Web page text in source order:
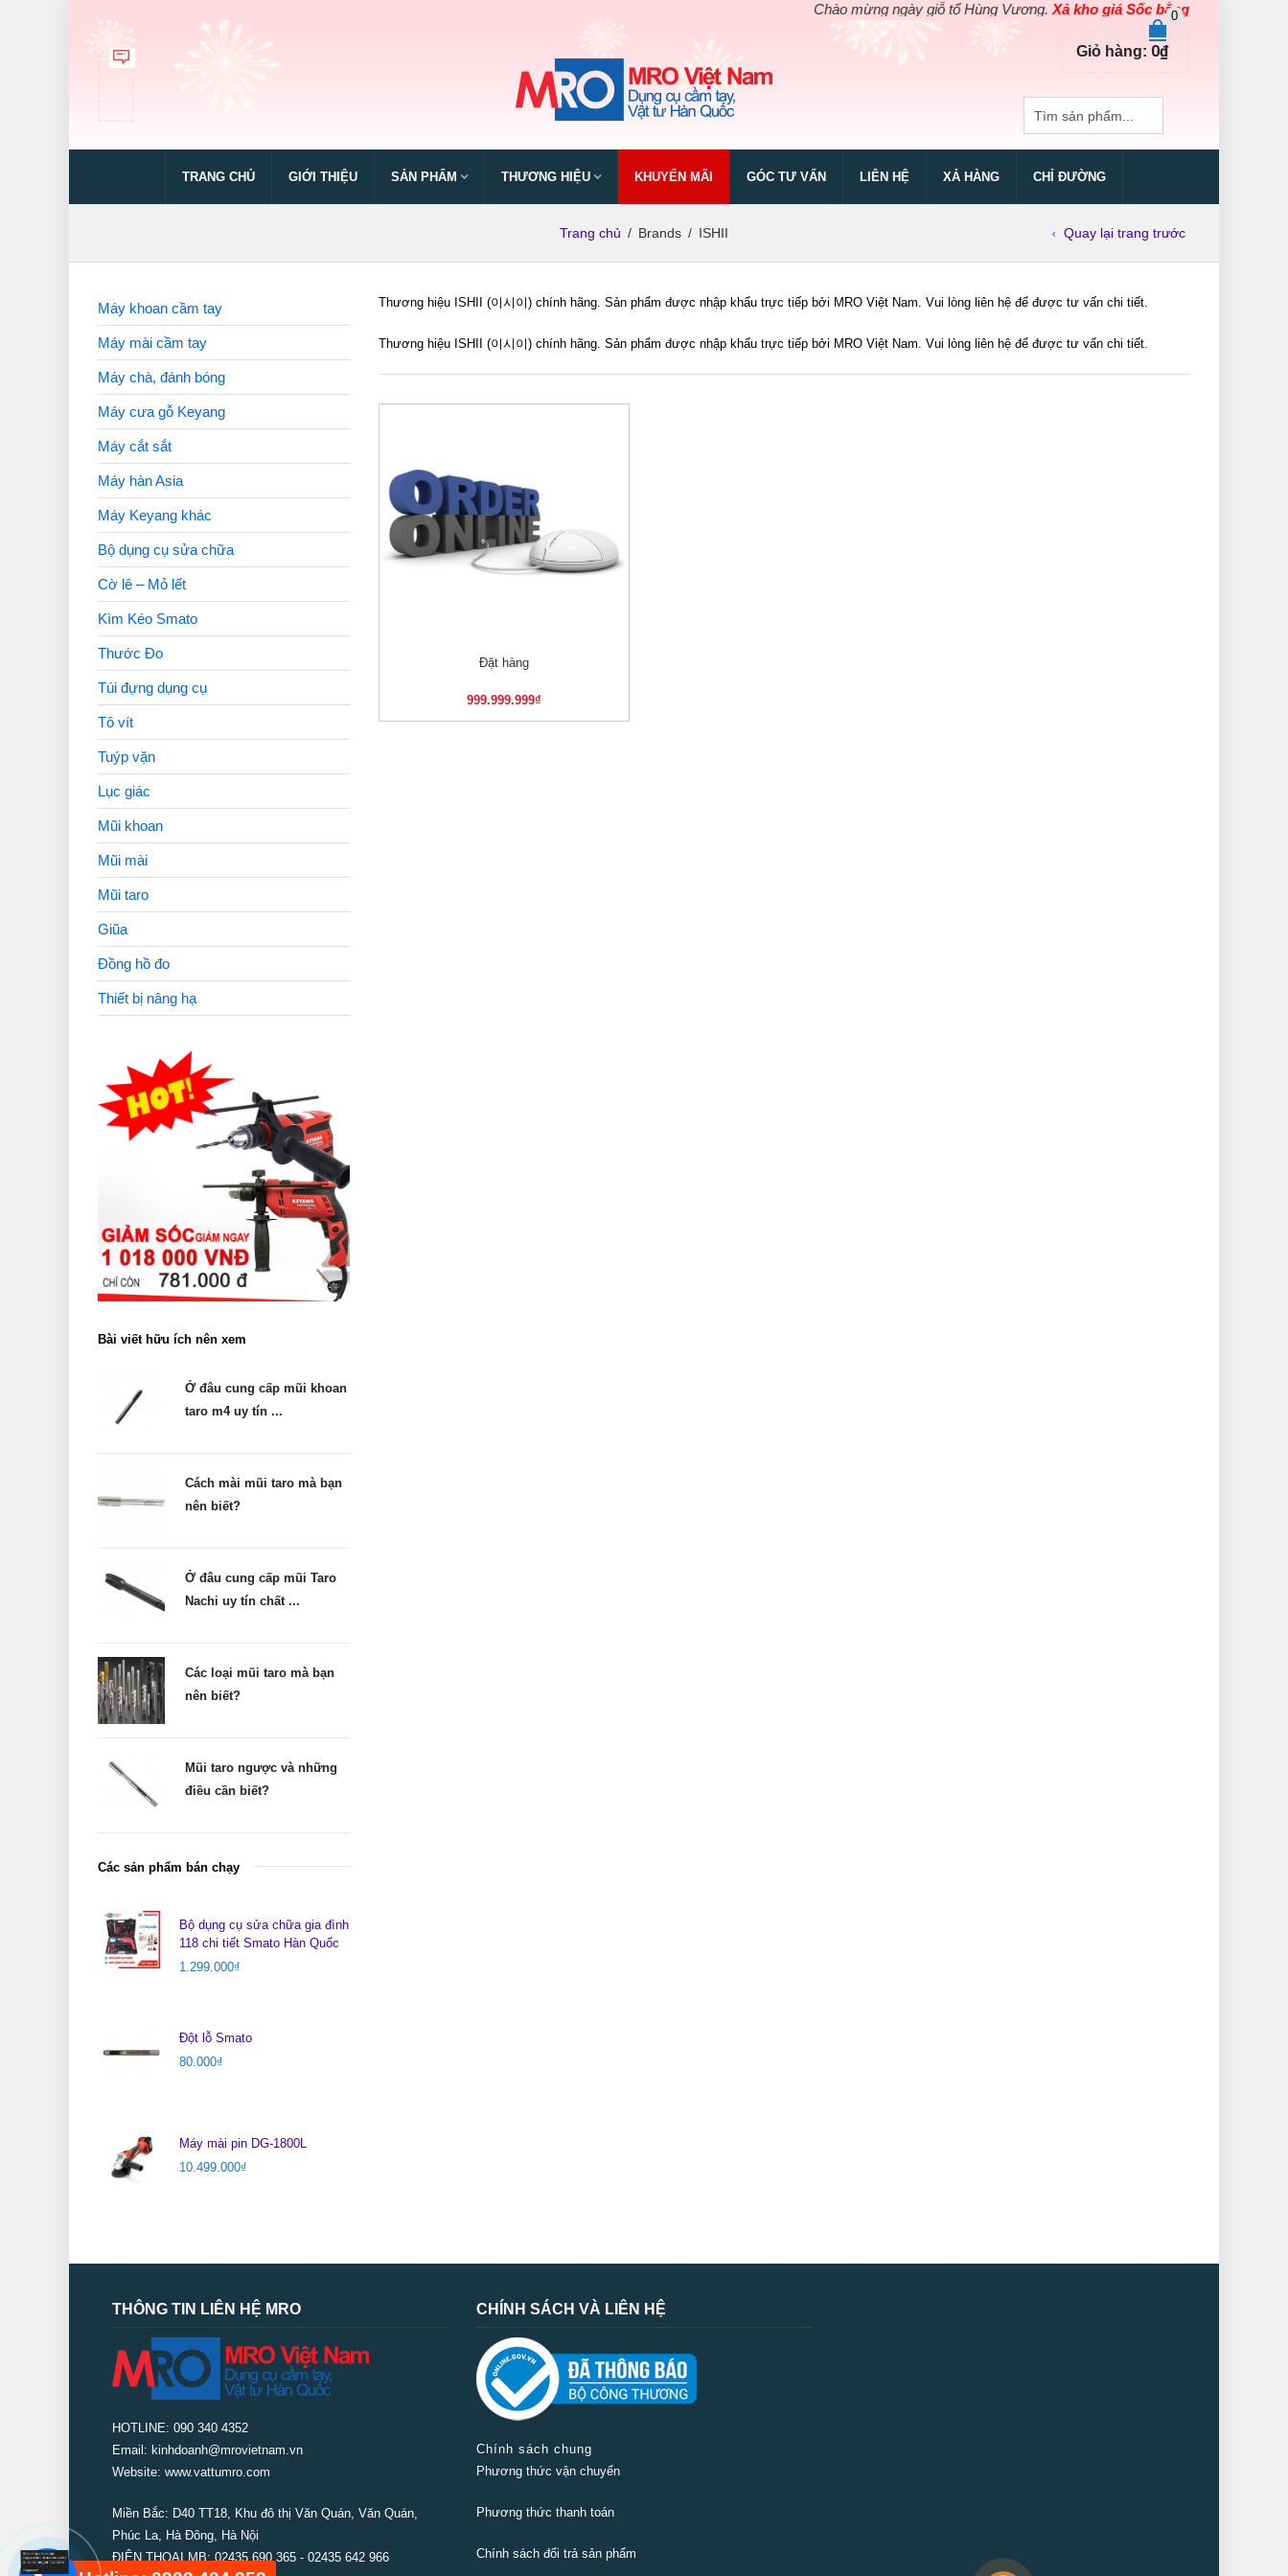
Chào mừng ngày giỗ tổ Hùng Vương.Xả kho giá Sốc bằng giá Gốc
0
Giỏ hàng: 0₫
TRANG CHỦ GIỚI THIỆU SẢN PHẨM THƯƠNG HIỆU KHUYẾN MÃI GÓC TƯ VẤN LIÊN HỆ XẢ HÀNG CHỈ ĐƯỜNG
Trang chủ / Brands / ISHII Quay lại trang trước
Thương hiệu ISHII (이시이) chính hãng. Sản phẩm được nhập khẩu trực tiếp bởi MRO Việt Nam. Vui lòng liên hệ để được tư vấn chi tiết.
Thương hiệu ISHII (이시이) chính hãng. Sản phẩm được nhập khẩu trực tiếp bởi MRO Việt Nam. Vui lòng liên hệ để được tư vấn chi tiết.
XEM NHANH
Đặt hàng
999.999.999₫
Máy khoan cầm tay
Máy mài cầm tay
Máy chà, đánh bóng
Máy cưa gỗ Keyang
Máy cắt sắt
Máy hàn Asia
Máy Keyang khác
Bộ dụng cụ sửa chữa
Cờ lê – Mỏ lết
Kìm Kéo Smato
Thước Đo
Túi đựng dụng cụ
Tô vít
Tuýp vặn
Lục giác
Mũi khoan
Mũi mài
Mũi taro
Giũa
Đồng hồ đo
Thiết bị nâng hạ
Bài viết hữu ích nên xem
Ở đâu cung cấp mũi khoan
taro m4 uy tín ...
Cách mài mũi taro mà bạn
nên biết?
Ở đâu cung cấp mũi Taro
Nachi uy tín chất ...
Các loại mũi taro mà bạn
nên biết?
Mũi taro ngược và những
điều cần biết?
Các sản phẩm bán chạy
Bộ dụng cụ sửa chữa gia đình
118 chi tiết Smato Hàn Quốc
1.299.000₫
Đột lỗ Smato
80.000₫
Máy mài pin DG-1800L
10.499.000₫
THÔNG TIN LIÊN HỆ MRO
HOTLINE: 090 340 4352
Email: kinhdoanh@mrovietnam.vn
Website: www.vattumro.com
Miền Bắc: D40 TT18, Khu đô thị Văn Quán, Văn Quán,
Phúc La, Hà Đông, Hà Nội
ĐIỆN THOẠI MB: 02435 690 365 - 02435 642 966
CHÍNH SÁCH VÀ LIÊN HỆ
Chính sách chung
Phương thức vận chuyển
Phương thức thanh toán
Chính sách đổi trả sản phẩm